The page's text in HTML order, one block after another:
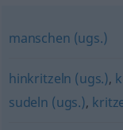
manschen (ugs.)
hinkritzeln (ugs.),
sudeln (ugs.),